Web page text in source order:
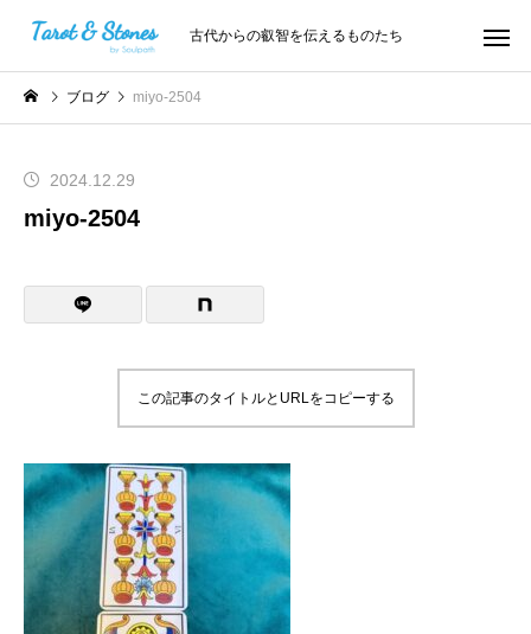
古代からの叡智を伝えるものたち
ブログ miyo-2504
2024.12.29
miyo-2504
この記事のタイトルとURLをコピーする